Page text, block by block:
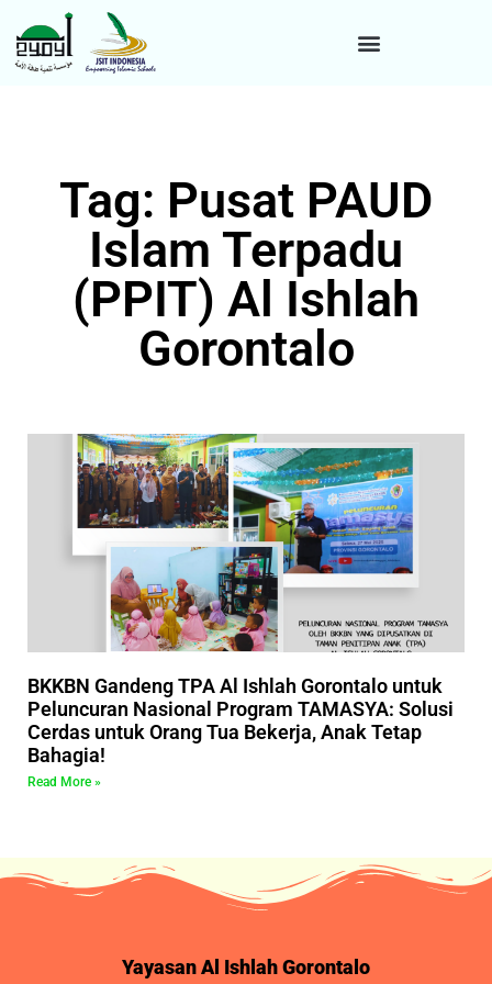
Tag: Pusat PAUD
Islam Terpadu
(PPIT) Al Ishlah
Gorontalo
BKKBN Gandeng TPA Al Ishlah Gorontalo untuk
Peluncuran Nasional Program TAMASYA: Solusi
Cerdas untuk Orang Tua Bekerja, Anak Tetap
Bahagia!
Read More »
Yayasan Al Ishlah Gorontalo